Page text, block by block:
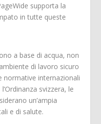
supporta la
in tutte queste
a base di acqua, non
di lavoro sicuro
normative internazionali
svizzera, le
un’ampia
e di salute.